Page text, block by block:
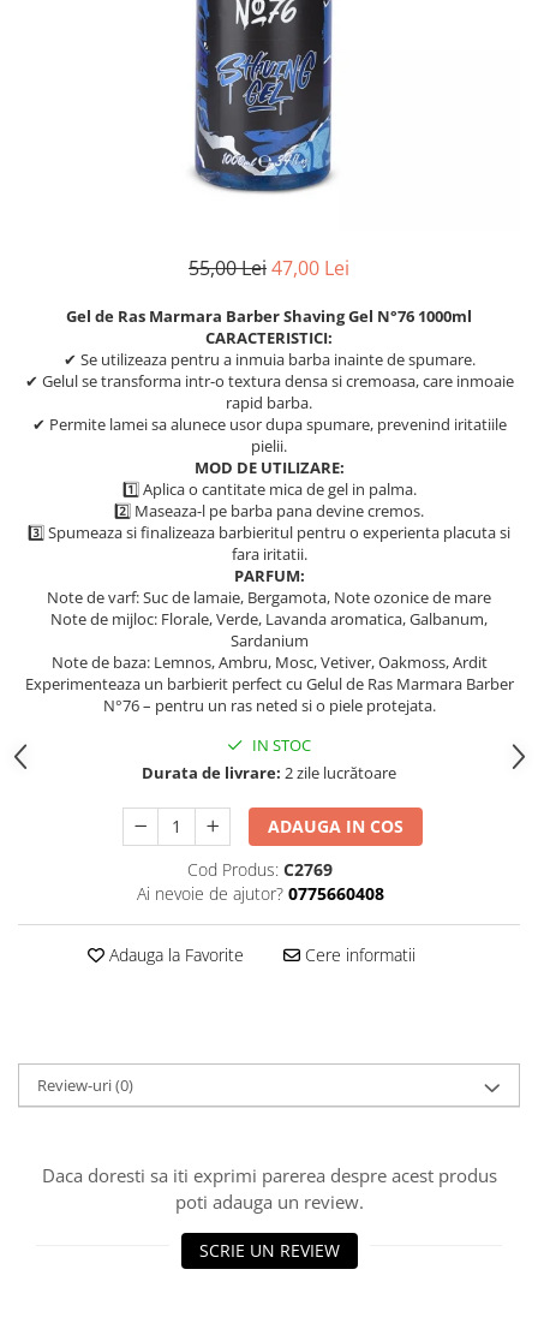
55,00 Lei47,00 Lei
Gel de Ras Marmara Barber Shaving Gel N°76 1000ml
CARACTERISTICI:
✔ Se utilizeaza pentru a inmuia barba inainte de spumare.
✔ Gelul se transforma intr-o textura densa si cremoasa, care inmoaie
rapid barba.
✔ Permite lamei sa alunece usor dupa spumare, prevenind iritatiile
pielii.
MOD DE UTILIZARE:
1️⃣ Aplica o cantitate mica de gel in palma.
2️⃣ Maseaza-l pe barba pana devine cremos.
3️⃣ Spumeaza si finalizeaza barbieritul pentru o experienta placuta si
fara iritatii.
PARFUM:
Note de varf: Suc de lamaie, Bergamota, Note ozonice de mare
Note de mijloc: Florale, Verde, Lavanda aromatica, Galbanum,
Sardanium
Note de baza: Lemnos, Ambru, Mosc, Vetiver, Oakmoss, Ardit
Experimenteaza un barbierit perfect cu Gelul de Ras Marmara Barber
N°76 – pentru un ras neted si o piele protejata.
IN STOC
Durata de livrare: 2 zile lucrătoare
ADAUGA IN COS
Cod Produs: C2769
Ai nevoie de ajutor? 0775660408
Adauga la Favorite Cere informatii
Review-uri(0)
Daca doresti sa iti exprimi parerea despre acest produs
poti adauga un review.
SCRIE UN REVIEW